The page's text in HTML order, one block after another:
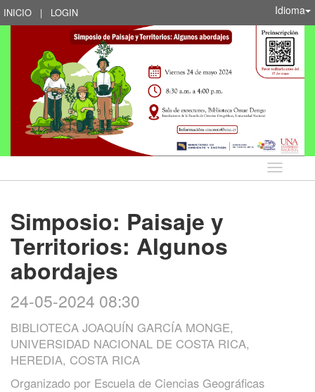
INICIO | LOGIN Idioma
Idioma
Simposio: Paisaje y
Territorios: Algunos
abordajes
24-05-2024 08:30
BIBLIOTECA JOAQUÍN GARCÍA MONGE,
UNIVERSIDAD NACIONAL DE COSTA RICA,
HEREDIA, COSTA RICA
Organizado por Escuela de Ciencias Geográficas